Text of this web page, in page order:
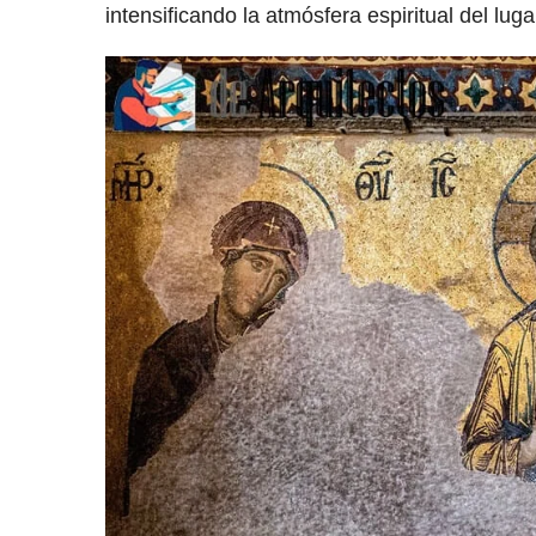
intensificando la atmósfera espiritual del